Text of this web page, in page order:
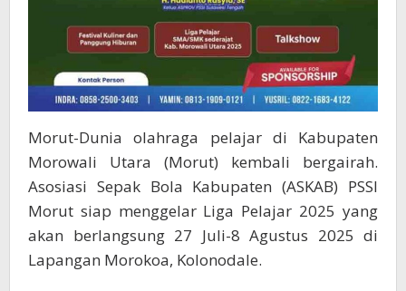
Morut-Dunia olahraga pelajar di Kabupaten
Morowali Utara (Morut) kembali bergairah.
Asosiasi Sepak Bola Kabupaten (ASKAB) PSSI
Morut siap menggelar Liga Pelajar 2025 yang
akan berlangsung 27 Juli-8 Agustus 2025 di
Lapangan Morokoa, Kolonodale.